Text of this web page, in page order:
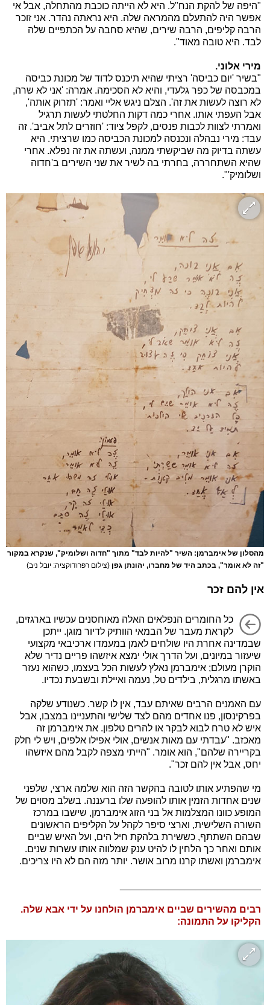
"היפה של להקת הנח"ל. היא לא הייתה כוכבת מהתחלה, אבל אי
אפשר היה להתעלם מהמראה שלה. היא נראתה נהדר. אני זוכר
הרבה קליפים, הרבה שירים, שהיא סחבה על הכתפיים שלה
לבד. היא טובה מאוד".
מירי אלוני.
"בשיר 'יום כביסה' רציתי שהיא תיכנס לדוד של מכונת כביסה
במכבסה של כפר גלעדי, והיא לא הסכימה. אמרה: 'אני לא שרה,
לא רוצה לעשות את זה'. הצלם ניגש אליי ואמר: 'תזרוק אותה',
אבל העפתי אותו. אחרי כמה דקות החלטתי לעשות תרגיל
ואמרתי לצוות לכבות פנסים, לקפל ציוד: 'חוזרים לתל אביב'. זה
עבד: מירי נבהלה ונכנסה למכונת הכביסה כמו שרציתי. היא
עשתה בדיוק מה שביקשתי ממנה, ועשתה את זה נפלא. אחרי
שהיא השתחררה, בחרתי בה לשיר את שני השירים ב'חדוה
ושלומיק'".
מהסלון של אימברמן: השיר "להיות לבד" מתוך "חדוה ושלומיק", שנקרא במקור
"זה לא אומר", בכתב היד של מחברו, יהונתן גפן (צילום רפרודוקציה: יובל ניב)
אין להם זכר
כל החומרים הנפלאים האלה מאוחסנים עכשיו בארגזים,
לקראת מעבר של הבמאי הוותיק לדיור מוגן. ייתכן
שבמדינה אחרת היו שולחים לאמן במעמדו ארכיבאי מקצועי
שיעזור במיונים, ועל הדרך אולי ימצא איזשהו פריים נדיר שלא
הוקרן מעולם; אימברמן נאלץ לעשות הכל בעצמו, כשהוא נעזר
באשתו מרגלית, בילדים טל, נעמה ואיילת ובשבעת נכדיו.
עם האמנים הרבים שאיתם עבד, אין לו קשר. כשנודע שלקה
בפרקינסון, פנו אחדים מהם לצד שלישי והתעניינו במצבו, אבל
איש לא טרח לבוא לבקר או להרים טלפון. את אימברמן זה
מאכזב. "עבדתי עם מאות אנשים, אולי אפילו אלפים, ויש לי חלק
בקריירה שלהם", הוא אומר. "הייתי מצפה לקבל מהם איזשהו
יחס, אבל אין להם זכר".
מי שהפתיע אותו לטובה בהקשר הזה הוא שלמה ארצי, שלפני
שנים אחדות הזמין אותו להופעה שלו ברעננה. בשלב מסוים של
המופע כוונו המצלמות אל בני הזוג אימברמן, שישבו במרכז
השורה השלישית, וארצי סיפר לקהל על הקליפים הראשונים
שבהם השתתף, כששירת בלהקת חיל הים, ועל האיש שביים
אותם ואחר כך הלחין לו להיט ענק שמלווה אותו עשרות שנים.
אימברמן ואשתו קרנו מרוב אושר. יותר מזה הם לא היו צריכים.
רבים מהשירים שביים אימברמן הולחנו על ידי אבא שלה.
הקליקו על התמונה: